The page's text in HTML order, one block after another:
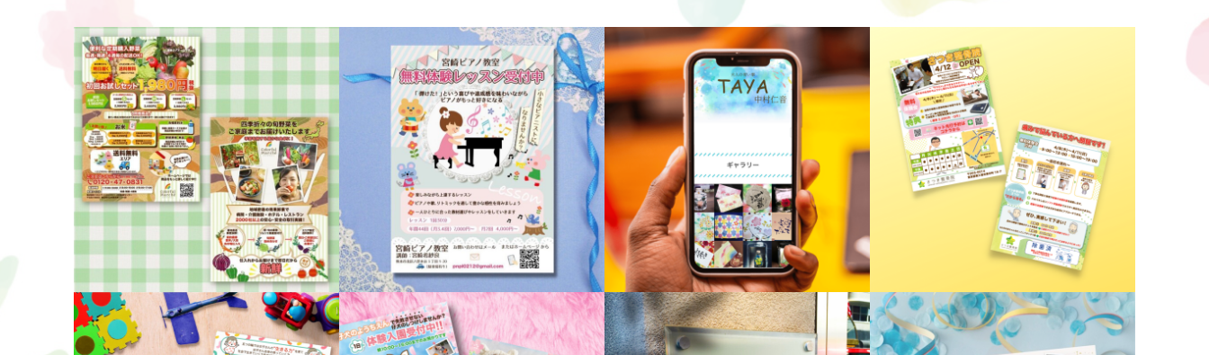
野菜宅配サービスチラシ ピアノ教室チラシ workshopホームページ 接骨院チラシ